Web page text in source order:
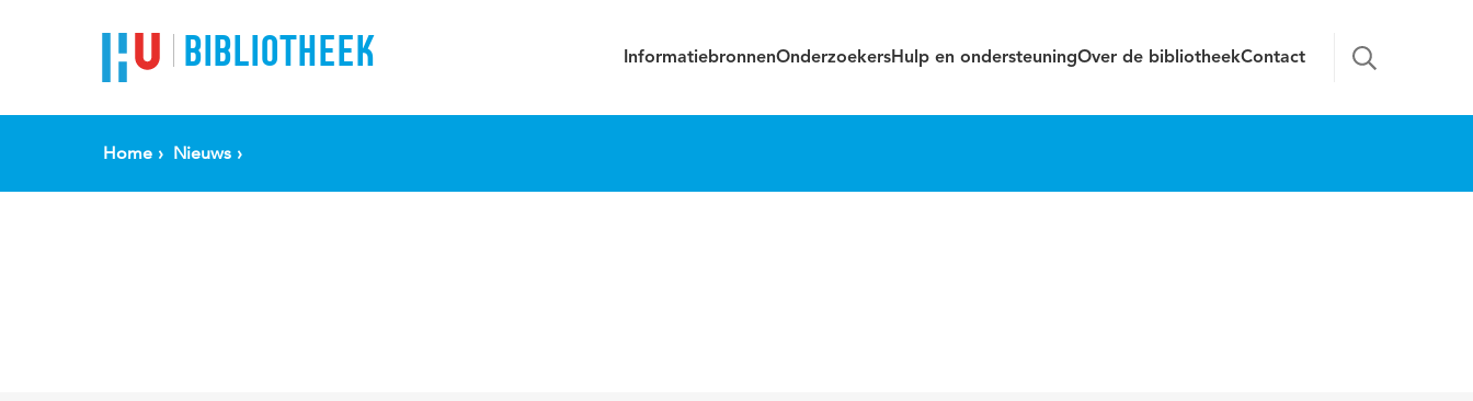
BIBLIOTHEEK InformatiebronnenOnderzoekersHulp en ondersteuningOver de bibliotheekContact
Home Nieuws